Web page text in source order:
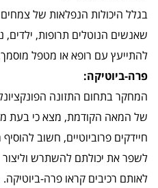
בגלל היכולות הנפלאות של
שאנשים הנוטלים תרופות, ילדים,
להתייעץ עם רופא או מטפל
פרה-ביוטיקה:
המחקר בתחום התזונה
של המאה הקודמת, מצא כי בעת
חיידקים פרוביוטיים, חשוב
לשפר את יכולתם להשתרש
לאותם רכיבים קראו פרה-ביוטיקה.